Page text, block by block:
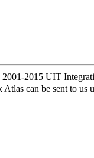
2015 UIT
Atlas can be sent to us